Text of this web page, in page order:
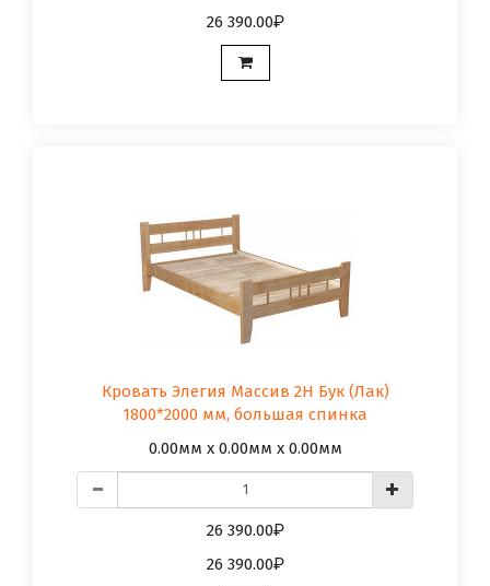
26 390.00
Кровать Элегия Массив 2Н Бук (Лак)
1800*2000 мм, большая спинка
0.00мм x 0.00мм x 0.00мм
26 390.00
26 390.00